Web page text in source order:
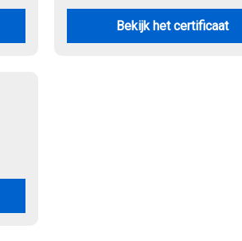
Bekijk het certificaat